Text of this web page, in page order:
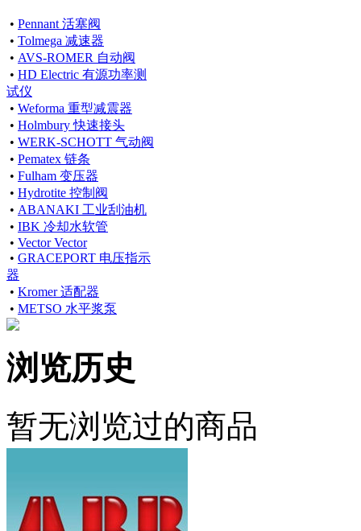
• Pennant 活塞阀
• Tolmega 减速器
• AVS-ROMER 自动阀
• HD Electric 有源功率测
试仪
• Weforma 重型减震器
• Holmbury 快速接头
• WERK-SCHOTT 气动阀
• Pematex 链条
• Fulham 变压器
• Hydrotite 控制阀
• ABANAKI 工业刮油机
• IBK 冷却水软管
• Vector Vector
• GRACEPORT 电压指示
器
• Kromer 适配器
• METSO 水平浆泵
浏览历史
暂无浏览过的商品